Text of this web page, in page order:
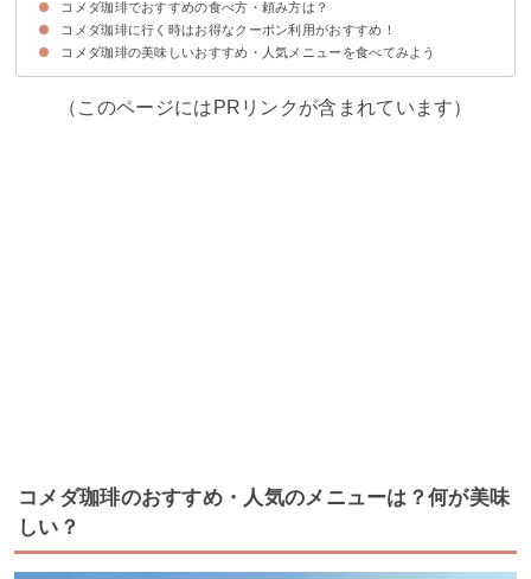
第3位：コメダブレンド（税込460~700円）
第2位：ミックスジュース（税込560~800円）
第1位：アイスココア（税込560~800円）
コメダ珈琲でおすすめの食べ方・頼み方は？
①ランチ・モーニングのセットがお得
②「持ち帰り・テイクアウト」も便利！
コメダ珈琲に行く時はお得なクーポン利用がおすすめ！
コメダ珈琲の美味しいおすすめ・人気メニューを食べてみよう
（このページにはPRリンクが含まれています）
コメダ珈琲のおすすめ・人気のメニューは？何が美味
しい？